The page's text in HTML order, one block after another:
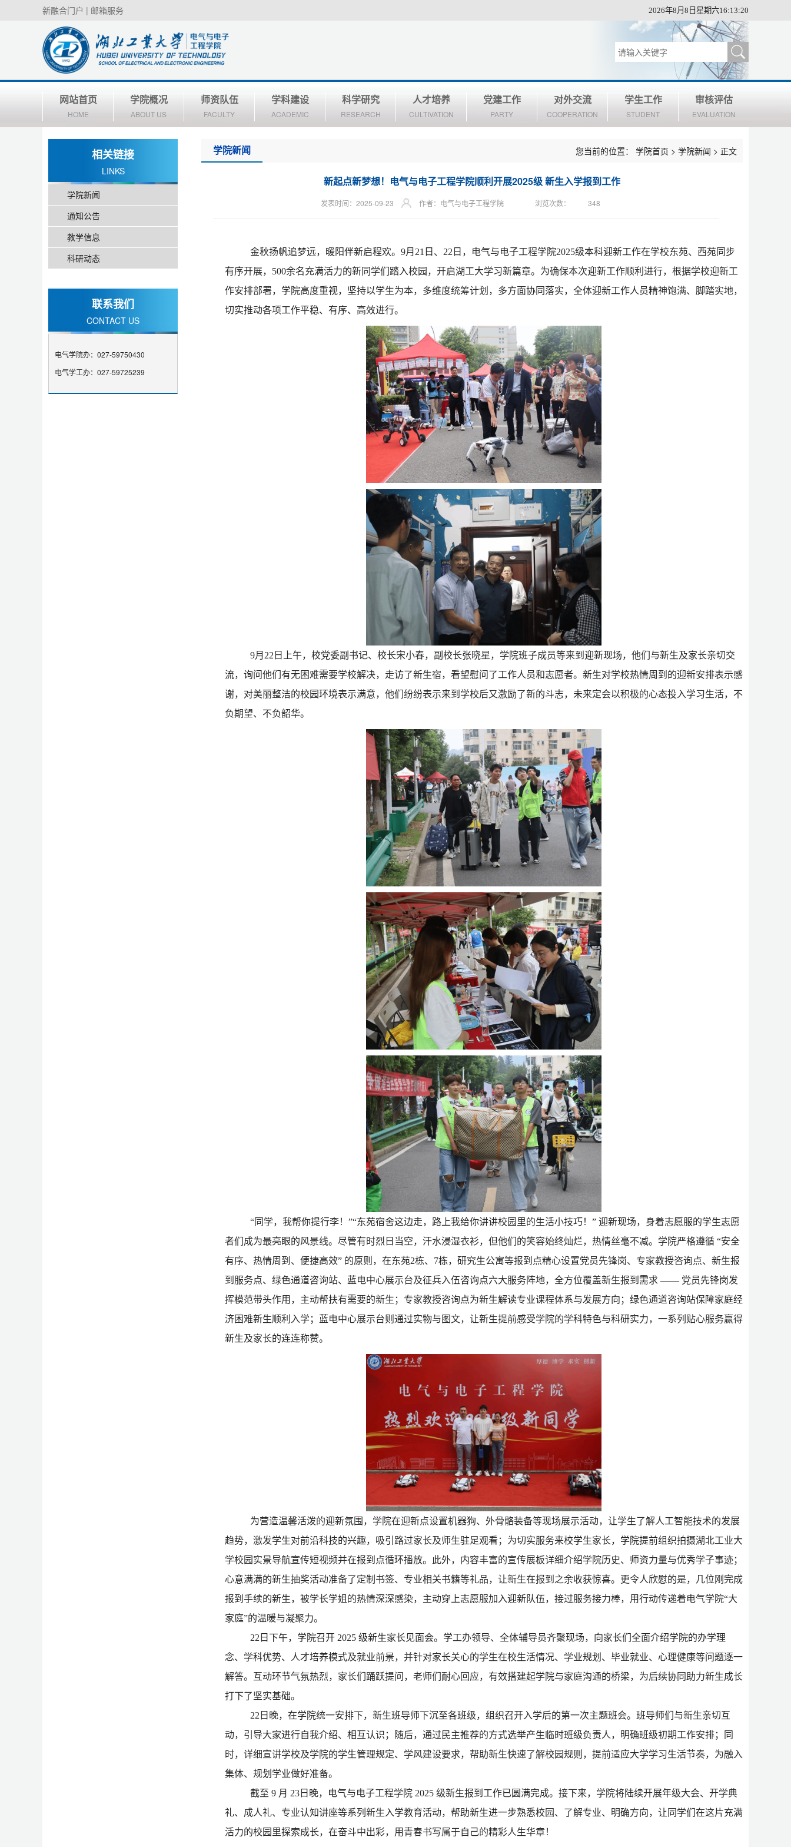
新融合门户 | 邮箱服务 2026年8月8日星期六16:13:21
网站首页
HOME
学院概况
ABOUT US
师资队伍
FACULTY
学科建设
ACADEMIC
科学研究
RESEARCH
人才培养
CULTIVATION
党建工作
PARTY
对外交流
COOPERATION
学生工作
STUDENT
审核评估
EVALUATION
相关链接
LINKS
学院新闻
通知公告
教学信息
科研动态
联系我们
CONTACT US
电气学院办：027-59750430
电气学工办：027-59725239
学院新闻 您当前的位置： 学院首页 > 学院新闻 > 正文
新起点新梦想！电气与电子工程学院顺利开展2025级 新生入学报到工作
发表时间：2025-09-23 作者：电气与电子工程学院 浏览次数： 348
金秋扬帆追梦远，暖阳伴新启程欢。9月21日、22日，电气与电子工程学院2025级本科迎新工作在学校东苑、西苑同步
有序开展，500余名充满活力的新同学们踏入校园，开启湖工大学习新篇章。为确保本次迎新工作顺利进行，根据学校迎新工
作安排部署，学院高度重视，坚持以学生为本，多维度统筹计划，多方面协同落实，全体迎新工作人员精神饱满、脚踏实地，
切实推动各项工作平稳、有序、高效进行。
9月22日上午，校党委副书记、 校长宋小春， 副校长张晓星，学院班子成员等来到迎新现场， 他们 与新生及家长亲切交
流， 询问他们有无困难需要学校解决，走访了新生宿， 看望慰问 了工作人员和志愿者。新生对学校热情周到的迎新安排表示感
谢，对美丽整洁的校园环境表示满意，他们纷纷表示来到学校后又激励了新的斗志，未来定会以积极的心态投入学习生活，不
负期望、不负韶华。
“同学，我帮你提行李！”“东苑宿舍这边走，路上我给你讲讲校园里的生活小技巧！” 迎新现场，身着志愿服的学生志愿
者们成为最亮眼的风景线。尽管有时烈日当空，汗水浸湿衣衫，但他们的笑容始终灿烂，热情丝毫不减。学院严格遵循 “安全
有序、热情周到、便捷高效” 的原则，在东苑2栋、7栋，研究生公寓等报到点精心设置党员先锋岗、专家教授咨询点、新生报
到服务点、绿色通道咨询站、蓝电中心展示台及征兵入伍咨询点六大服务阵地，全方位覆盖新生报到需求 —— 党员先锋岗发
挥模范带头作用，主动帮扶有需要的新生；专家教授咨询点为新生解读专业课程体系与发展方向；绿色通道咨询站保障家庭经
济困难新生顺利入学；蓝电中心展示台则通过实物与图文，让新生提前感受学院的学科特色与科研实力，一系列贴心服务赢得
新生及家长的连连称赞。
为营造温馨活泼的迎新氛围 ， 学院在迎新点设置机器狗、外骨骼装备等现场展示活动，让学生了解人工智能技术的发展
趋势，激发学生对前沿科技的兴趣，吸引路过家长及师生驻足观看；为切实服务来校学生家长，学院提前组织拍摄湖北工业大
学校园实景导航宣传短视频并在报到点循环播放。此外， 内容丰富的宣传展板详细介绍学院历史、师资力量与优秀学子事迹；
心意满满的新生抽奖活动准备了定制书签、专业相关书籍等礼品，让新生在报到之余收获惊喜。更令人欣慰的是，几位刚完成
报到手续的新生，被学长学姐的热情深深感染，主动穿上志愿服加入迎新队伍，接过服务接力棒，用行动传递着电气学院“大
家庭”的温暖与凝聚力。
22日下午，学院召开 2025 级新生家长见面会。学工办领导、全体辅导员齐聚现场，向家长们全面介绍学院的办学理
念、学科优势、人才培养模式及就业前景，并针对家长关心的学生在校生活情况、学业规划、毕业就业、心理健康等问题逐一
解答。互动环节气氛热烈，家长们踊跃提问，老师们耐心回应，有效搭建起学院与家庭沟通的桥梁，为后续协同助力新生成长
打下了坚实基础。
22日晚，在学院统一安排下，新生班导师下沉至各班级，组织召开入学后的第一次主题班会。班导师们与新生亲切互
动，引导大家进行自我介绍、相互认识；随后，通过民主推荐的方式选举产生临时班级负责人，明确班级初期工作安排；同
时，详细宣讲学校及学院的学生管理规定、学风建设要求，帮助新生快速了解校园规则，提前适应大学学习生活节奏，为融入
集体、规划学业做好准备。
截至 9 月 23日晚，电气与电子工程学院 2025 级新生报到工作已圆满完成。接下来，学院将陆续开展年级大会、开学典
礼、成人礼、专业认知讲座等系列新生入学教育活动，帮助新生进一步熟悉校园、了解专业、明确方向，让同学们在这片充满
活力的校园里探索成长，在奋斗中出彩，用青春书写属于自己的精彩人生华章！